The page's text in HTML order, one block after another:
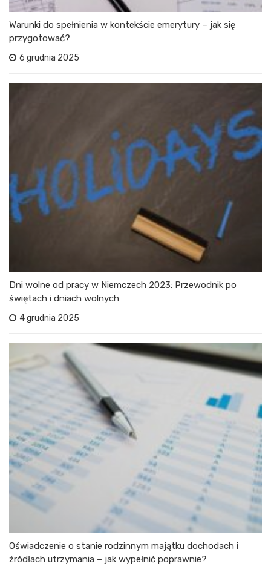
Warunki do spełnienia w kontekście emerytury – jak się
przygotować?
6 grudnia 2025
Dni wolne od pracy w Niemczech 2023: Przewodnik po
świętach i dniach wolnych
4 grudnia 2025
Oświadczenie o stanie rodzinnym majątku dochodach i
źródłach utrzymania – jak wypełnić poprawnie?